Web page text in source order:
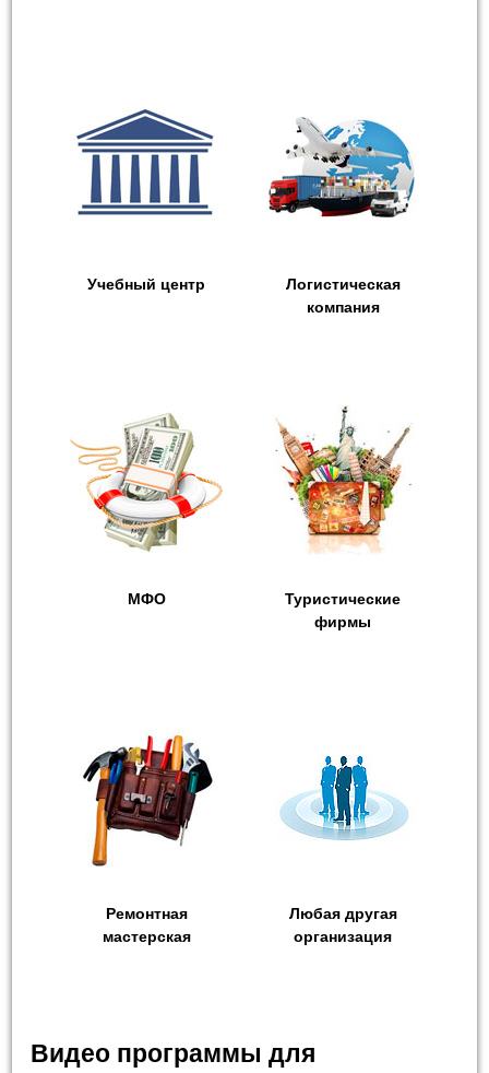
Учебный центр
Логистическая
компания
МФО
Туристические
фирмы
Ремонтная
мастерская
Любая другая
организация
Видео программы для